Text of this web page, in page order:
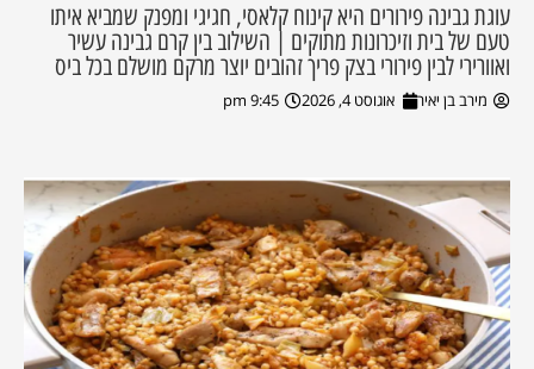
עוגת גבינה פירורים היא קינוח קלאסי, חגיגי ומפנק שמביא איתו
טעם של בית וזיכרונות מתוקים | השילוב בין קרם גבינה עשיר
ואוורירי לבין פירורי בצק פריך זהובים יוצר מרקם מושלם בכל ביס
מירב בן יאיר אוגוסט 4, 2026 9:45 pm